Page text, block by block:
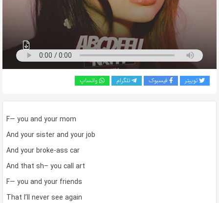
توییتر فیسبوک تلگرام واتساپ
F— you and your mom
And your sister and your job
And your broke-ass car
And that sh– you call art
F— you and your friends
That I’ll never see again